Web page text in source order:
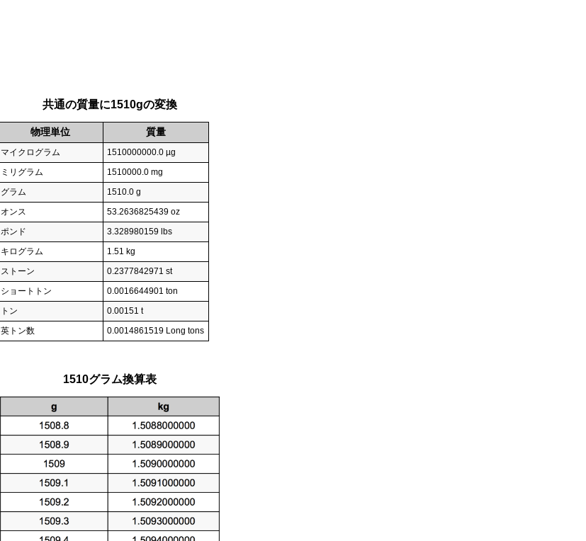
共通の質量に1510gの変換
物理単位 質量
マイクログラム
1510000000.0 µg
ミリグラム
1510000.0 mg
グラム
1510.0 g
オンス
53.2636825439 oz
ポンド
3.328980159 lbs
キログラム
1.51 kg
ストーン
0.2377842971 st
ショートトン
0.0016644901 ton
トン
0.00151 t
英トン数
0.0014861519 Long tons
1510グラム換算表